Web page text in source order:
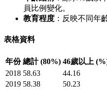
員比例變化。
教育程度 ：反映不同年
表格資料
年份 總計 (80%) 46歲以上
2018 58.63 44.16
2019 58.38 50.23